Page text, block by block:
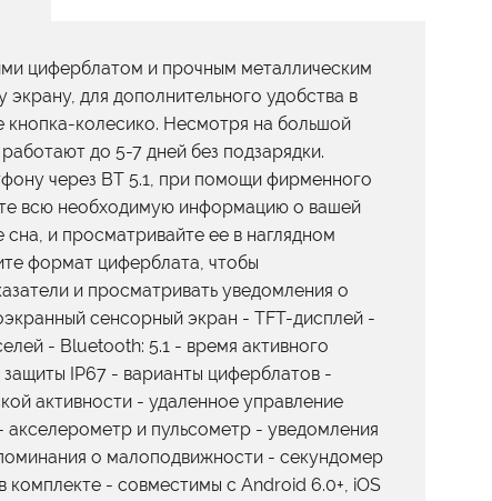
циферблатом и прочным металлическим
для дополнительного удобства в
колесико. Несмотря на большой
до 5-7 дней без подзарядки.
через BT 5.1, при помощи фирменного
всю необходимую информацию о вашей
сна, и просматривайте ее в наглядном
формат циферблата, чтобы
и просматривать уведомления о
сенсорный экран - TFT-дисплей -
- Bluetooth: 5.1 - время активного
IP67 - варианты циферблатов -
активности - удаленное управление
и пульсометр - уведомления
о малоподвижности - секундомер
комплекте - совместимы с Android 6.0+, iOS